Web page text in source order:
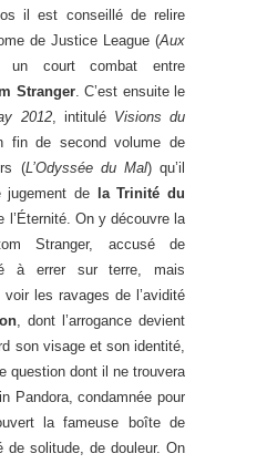
il est conseillé de relire
de Justice League (Aux
un court combat entre
Stranger. C’est ensuite le
2012, intitulé Visions du
fin de second volume de
(L’Odyssée du Mal) qu’il
de
la Trinité du
l’Éternité. On y découvre la
Stranger, accusé de
à errer sur terre, mais
voir les ravages de l’avidité
, dont l’arrogance devient
son visage et son identité,
question dont il ne trouvera
Pandora, condamnée pour
la fameuse boîte de
de solitude, de douleur. On